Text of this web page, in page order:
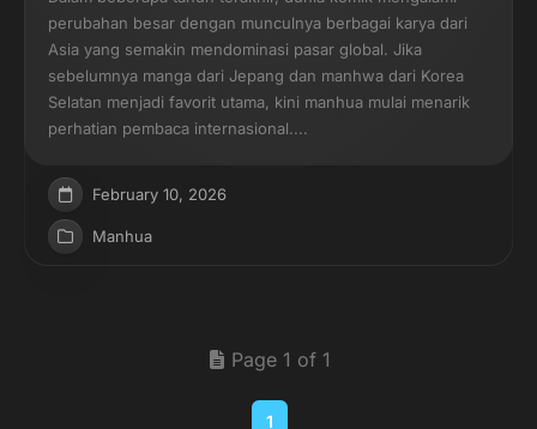
perubahan besar dengan munculnya berbagai karya dari
Asia yang semakin mendominasi pasar global. Jika
sebelumnya manga dari Jepang dan manhwa dari Korea
Selatan menjadi favorit utama, kini manhua mulai menarik
perhatian pembaca internasional....
February 10, 2026
Manhua
Page 1 of 1
1